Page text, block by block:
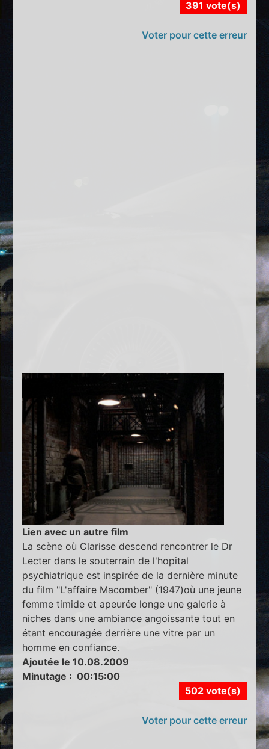
391 vote(s)
Voter pour cette erreur
Lien avec un autre film
La scène où Clarisse descend rencontrer le Dr
Lecter dans le souterrain de l'hopital
psychiatrique est inspirée de la dernière minute
du film "L'affaire Macomber" (1947)où une jeune
femme timide et apeurée longe une galerie à
niches dans une ambiance angoissante tout en
étant encouragée derrière une vitre par un
homme en confiance.
Ajoutée le 10.08.2009
Minutage : 00:15:00
502 vote(s)
Voter pour cette erreur